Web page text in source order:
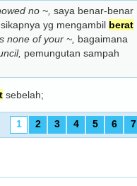
no ~, saya benar-benar
sikapnya yg mengambil berat
none of your ~, bagaimana
pemungutan sampah
sebelah;
1
2 3 4 5 6 7